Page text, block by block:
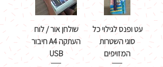
עט ופנס לגילוי כל
סוגי השטרות
המזויפים
שולחן אור / לוח
העתקה A4 חיבור
USB